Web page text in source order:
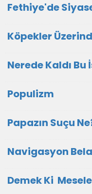
Fethiye'de
Köpekler
Nerede Kaldı Bu
Populizm
Papazın Suçu
Navigasyon
Demek Ki